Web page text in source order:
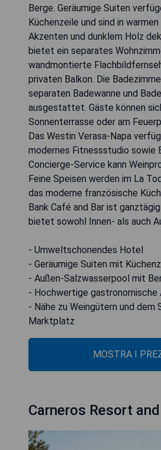
Berge. Geräumige Suiten
Küchenzeile und sind in
Akzenten und dunklem Holz
bietet ein separates
wandmontierte
privaten Balkon. Die
separaten Badewanne und
ausgestattet. Gäste können
Sonnenterrasse oder am
Das Westin Verasa-Napa
modernes Fitnessstudio sowie
Concierge-Service kann
Feine Speisen werden im La
das moderne französische
Bank Café and Bar ist
bietet sowohl Innen- als auch
- Umweltschonendes Hotel
- Geräumige Suiten mit
- Außen-Salzwasserpool mit
- Hochwertige gastronomische
- Nähe zu Weingütern und dem
Marktplatz
MOSTRA I
Carneros Resort